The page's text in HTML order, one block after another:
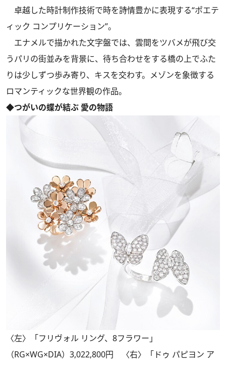
卓越した時計制作技術で時を詩情豊かに表現する“ポエテ
ィック コンプリケーション”。
エナメルで描かれた文字盤では、雲間をツバメが飛び交
うパリの街並みを背景に、待ち合わせをする橋の上でふた
りは少しずつ歩み寄り、キスを交わす。メゾンを象徴する
ロマンティックな世界観の作品。
◆つがいの蝶が結ぶ 愛の物語
〈左〉「フリヴォル リング、8フラワー」
（RG×WG×DIA）3,022,800円 〈右〉「ドゥ パピヨン ア